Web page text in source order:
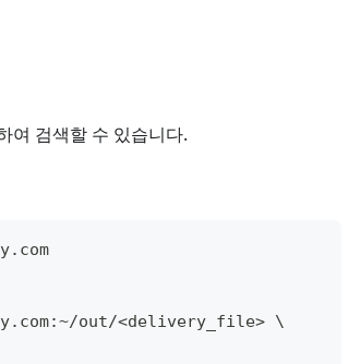
여 검색할 수 있습니다.
out/<delivery_file> \